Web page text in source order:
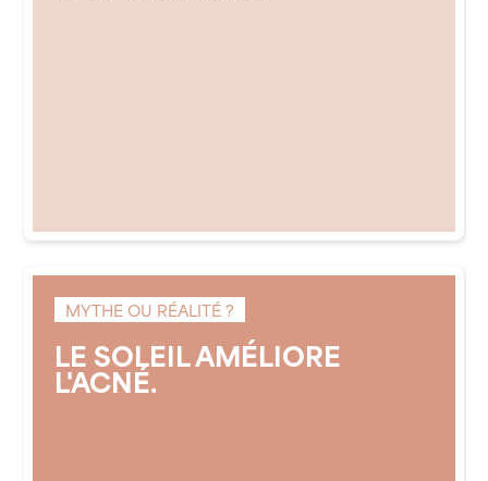
MYTHE OU RÉALITÉ ?
LE SOLEIL AMÉLIORE
L'ACNÉ.